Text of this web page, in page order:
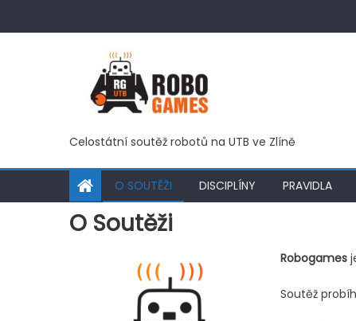
to
Celostátní soutěž robotů na UTB ve Zlíně
O SOUTĚŽI DISCIPLÍNY PRAVIDLA
O Soutěži
Robogames
Soutěž